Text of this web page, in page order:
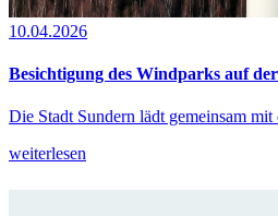
10.04.2026
Besichtigung des Windparks auf
Die Stadt Sundern lädt gemeinsam
weiterlesen